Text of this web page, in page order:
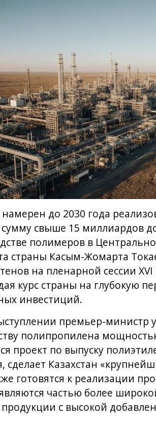
намерен до 2030 года
свыше 15 миллиардов
полимеров в
страны Касым-Жомарта
на пленарной сессии
курс страны на глубокую
инвестиций.
премьер-министр
полипропилена
проект по выпуску
сделает Казахстан
готовятся к реализации
частью более
с высокой